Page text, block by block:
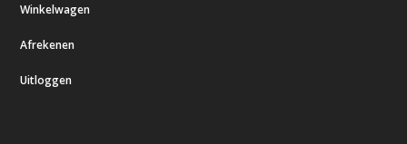
Winkelwagen
Afrekenen
Uitloggen